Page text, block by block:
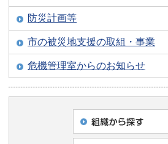
防災計画等
市の被災地支援の取組・事業
危機管理室からのお知らせ